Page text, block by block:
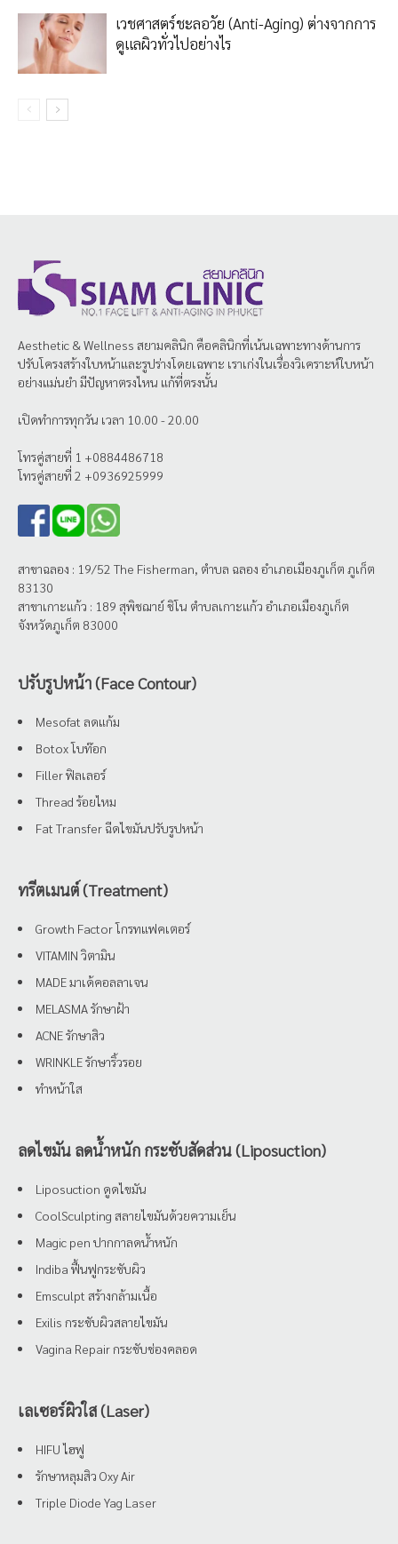
เวชศาสตร์ชะลอวัย (Anti-Aging) ต่างจากการ
ดูแลผิวทั่วไปอย่างไร
Aesthetic & Wellness สยามคลินิก คือคลินิกที่เน้นเฉพาะทางด้านการ
ปรับโครงสร้างใบหน้าและรูปร่างโดยเฉพาะ เราเก่งในเรื่องวิเคราะห์ใบหน้า
อย่างแม่นยำ มีปัญหาตรงไหน แก้ที่ตรงนั้น
เปิดทำการทุกวัน เวลา 10.00 - 20.00
โทรคู่สายที่ 1 +0884486718
โทรคู่สายที่ 2 +0936925999
สาขาฉลอง : 19/52 The Fisherman, ตำบล ฉลอง อำเภอเมืองภูเก็ต ภูเก็ต
83130
สาขาเกาะแก้ว : 189 สุพิชฌาย์ ชิโน ตำบลเกาะแก้ว อำเภอเมืองภูเก็ต
จังหวัดภูเก็ต 83000
ปรับรูปหน้า (Face Contour)
Mesofat ลดแก้ม
Botox โบท๊อก
Filler ฟิลเลอร์
Thread ร้อยไหม
Fat Transfer ฉีดไขมันปรับรูปหน้า
ทรีตเมนต์ (Treatment)
Growth Factor โกรทแฟคเตอร์
VITAMIN วิตามิน
MADE มาเด้คอลลาเจน
MELASMA รักษาฝ้า
ACNE รักษาสิว
WRINKLE รักษาริ้วรอย
ทำหน้าใส
ลดไขมัน ลดน้ำหนัก กระชับสัดส่วน (Liposuction)
Liposuction ดูดไขมัน
CoolSculpting สลายไขมันด้วยความเย็น
Magic pen ปากกาลดน้ำหนัก
Indiba ฟื้นฟูกระชับผิว
Emsculpt สร้างกล้ามเนื้อ
Exilis กระชับผิวสลายไขมัน
Vagina Repair กระชับช่องคลอด
เลเซอร์ผิวใส (Laser)
HIFU ไฮฟู
รักษาหลุมสิว Oxy Air
Triple Diode Yag Laser